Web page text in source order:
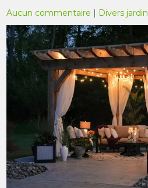
Aucun commentaire | Divers